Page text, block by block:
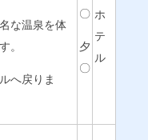
な温泉を体
。
へ戻りま
〇
夕
〇
ホ
テ
ル